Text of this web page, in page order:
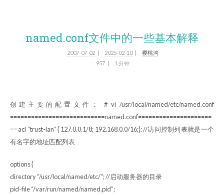
named.conf文件中的一些基本解释
2007-07-02 2025-02-10
樱桃沟
957
1 分钟
创建主要的配置文件： # vi /usr/local/named/etc/named.conf
===========================named.conf=====================
== acl “trust-lan” { 127.0.0.1/8; 192.168.0.0/16;}; //访问控制列表就是一个
有名字的地址匹配列表
options {
directory “/usr/local/named/etc/“; //启动服务器的目录
pid-file “/var/run/named/named.pid”;